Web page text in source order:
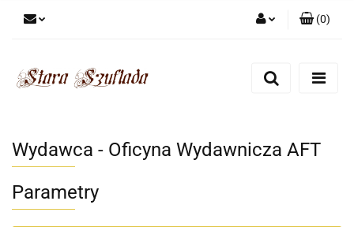
Zarejestruj się
(0)
Wydawca - Oficyna Wydawnicza AFT
Parametry